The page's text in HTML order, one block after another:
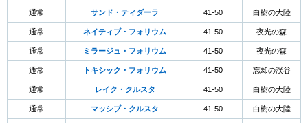
通常 サンド・ティダーラ 41-50 白樹の大陸
通常 ネイティブ・フォリウム 41-50 夜光の森
通常 ミラージュ・フォリウム 41-50 夜光の森
通常 トキシック・フォリウム 41-50 忘却の渓谷
通常 レイク・クルスタ 41-50 白樹の大陸
通常 マッシブ・クルスタ 41-50 白樹の大陸